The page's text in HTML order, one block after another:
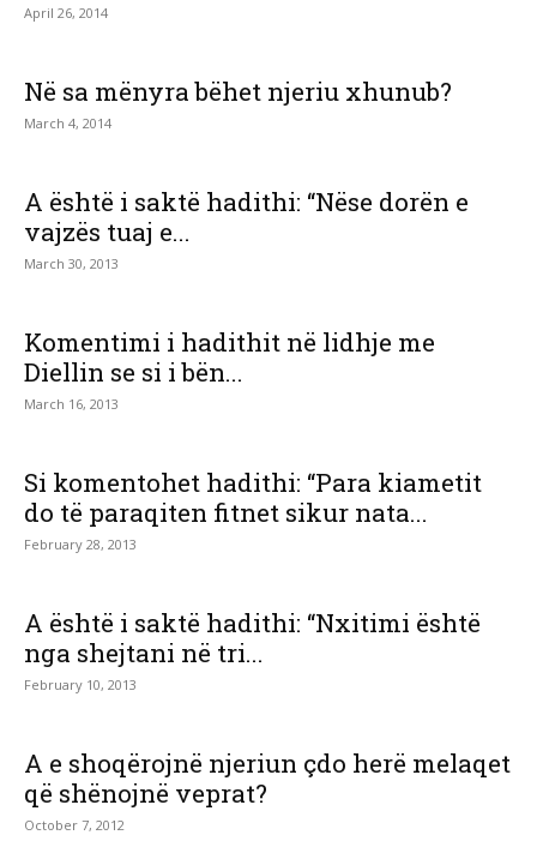
April 26, 2014
Në sa mënyra bëhet njeriu xhunub?
March 4, 2014
A është i saktë hadithi: “Nëse dorën e
vajzës tuaj e...
March 30, 2013
Komentimi i hadithit në lidhje me
Diellin se si i bën...
March 16, 2013
Si komentohet hadithi: “Para kiametit
do të paraqiten fitnet sikur nata...
February 28, 2013
A është i saktë hadithi: “Nxitimi është
nga shejtani në tri...
February 10, 2013
A e shoqërojnë njeriun çdo herë melaqet
që shënojnë veprat?
October 7, 2012